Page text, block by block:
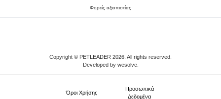
Φορείς αξιοπιστίας
Copyright © PETLEADER 2026. All rights reserved.
Developed by wesolve.
Όροι Xρήσης
Προσωπικά
Δεδομένα